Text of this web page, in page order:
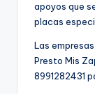
apoyos que
placas
Las
Presto Mis
8991282431